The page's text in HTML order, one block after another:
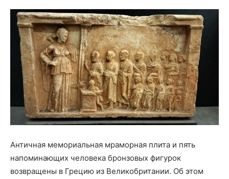
Античная мемориальная мраморная плита и пять
напоминающих человека бронзовых фигурок
возвращены в Грецию из Великобритании. Об этом